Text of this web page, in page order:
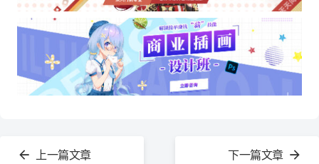
上一篇文章 下一篇文章